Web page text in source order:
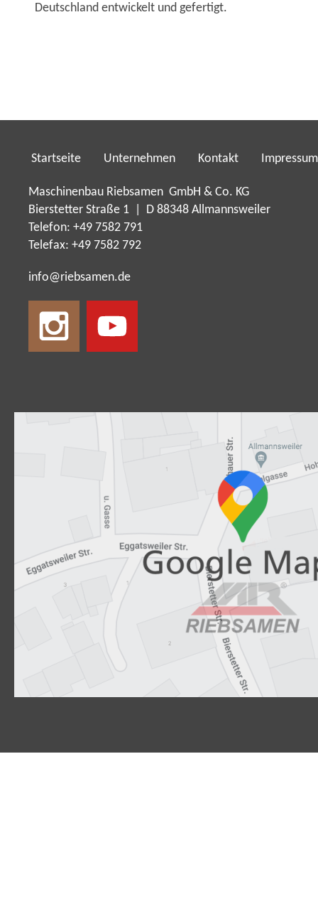
Deutschland entwickelt und gefertigt.
Startseite Unternehmen Kontakt Impressum
Maschinenbau Riebsamen GmbH & Co. KG
Bierstetter Straße 1 | D 88348 Allmannsweiler
Telefon: +49 7582 791
Telefax: +49 7582 792
nf r bs m n d